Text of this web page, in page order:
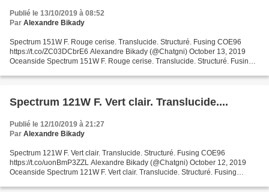
Publié le 13/10/2019 à 08:52
Par Alexandre Bikady
Spectrum 151W F. Rouge cerise. Translucide. Structuré. Fusing COE96
https://t.co/ZC03DCbrE6 Alexandre Bikady (@Chatgni) October 13, 2019
Oceanside Spectrum 151W F. Rouge cerise. Translucide. Structuré. Fusing
Spectrum 121W F. Vert clair. Translucide....
Publié le 12/10/2019 à 21:27
Par Alexandre Bikady
Spectrum 121W F. Vert clair. Translucide. Structuré. Fusing COE96
https://t.co/uonBmP3ZZL Alexandre Bikady (@Chatgni) October 12, 2019
Oceanside Spectrum 121W F. Vert clair. Translucide. Structuré. Fusing